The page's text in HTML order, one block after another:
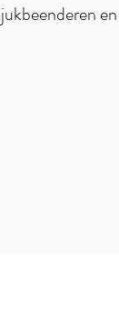
jukbeenderen